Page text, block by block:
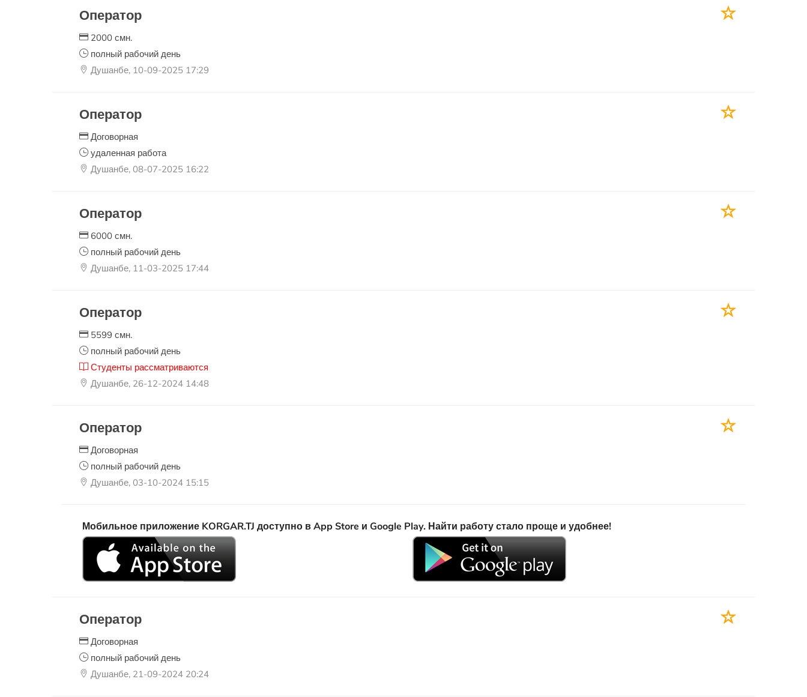
Оператор
2000 смн.
полный рабочий день
Душанбе, 10-09-2025 17:29
Оператор
Договорная
удаленная работа
Душанбе, 08-07-2025 16:22
Оператор
6000 смн.
полный рабочий день
Душанбе, 11-03-2025 17:44
Оператор
5599 смн.
полный рабочий день
Студенты рассматриваются
Душанбе, 26-12-2024 14:48
Оператор
Договорная
полный рабочий день
Душанбе, 03-10-2024 15:15
Мобильное приложение KORGAR.TJ доступно в App Store и Google Play. Найти работу стало проще и удобнее!
Оператор
Договорная
полный рабочий день
Душанбе, 21-09-2024 20:24